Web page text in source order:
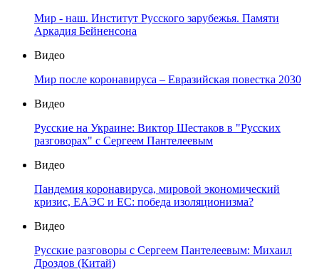
Мир - наш. Институт Русского зарубежья. Памяти
Аркадия Бейненсона
Видео
Мир после коронавируса – Евразийская повестка 2030
Видео
Русские на Украине: Виктор Шестаков в "Русских
разговорах" с Сергеем Пантелеевым
Видео
Пандемия коронавируса, мировой экономический
кризис, ЕАЭС и ЕС: победа изоляционизма?
Видео
Русские разговоры с Сергеем Пантелеевым: Михаил
Дроздов (Китай)